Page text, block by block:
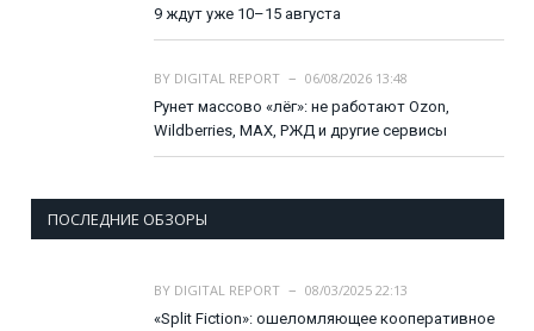
9 ждут уже 10–15 августа
BY DIGITAL REPORT
06/08/2026 13:48
Рунет массово «лёг»: не работают Ozon,
Wildberries, MAX, РЖД и другие сервисы
ПОСЛЕДНИЕ ОБЗОРЫ
BY DIGITAL REPORT
08/03/2025 22:13
«Split Fiction»: ошеломляющее кооперативное